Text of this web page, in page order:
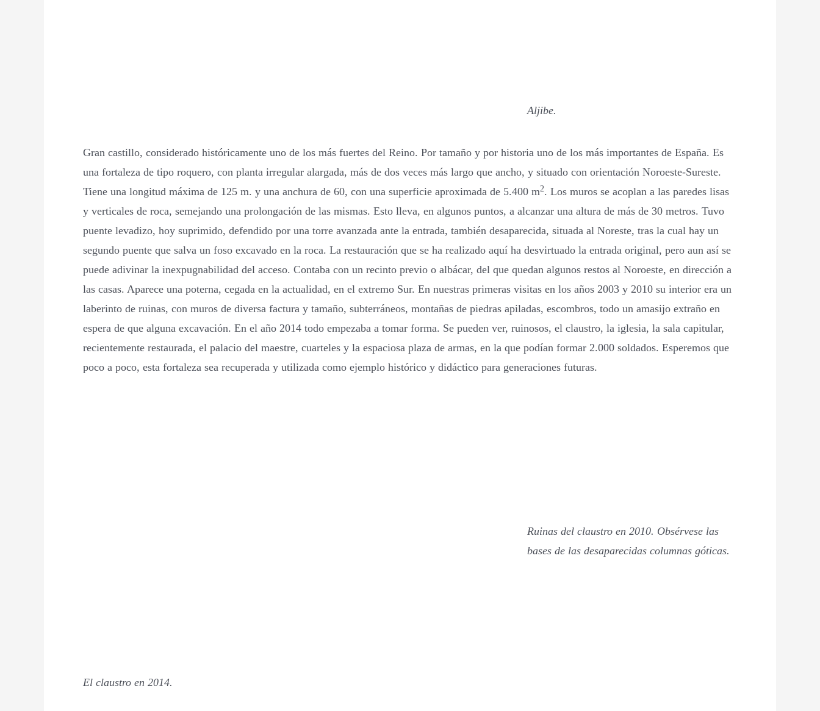
Aljibe.
Gran castillo, considerado históricamente uno de los más fuertes del Reino. Por tamaño y por historia uno de los más importantes de España. Es
una fortaleza de tipo roquero, con planta irregular alargada, más de dos veces más largo que ancho, y situado con orientación Noroeste-Sureste.
Tiene una longitud máxima de 125 m. y una anchura de 60, con una superficie aproximada de 5.400 m2. Los muros se acoplan a las paredes lisas
y verticales de roca, semejando una prolongación de las mismas. Esto lleva, en algunos puntos, a alcanzar una altura de más de 30 metros. Tuvo
puente levadizo, hoy suprimido, defendido por una torre avanzada ante la entrada, también desaparecida, situada al Noreste, tras la cual hay un
segundo puente que salva un foso excavado en la roca. La restauración que se ha realizado aquí ha desvirtuado la entrada original, pero aun así se
puede adivinar la inexpugnabilidad del acceso. Contaba con un recinto previo o albácar, del que quedan algunos restos al Noroeste, en dirección a
las casas. Aparece una poterna, cegada en la actualidad, en el extremo Sur. En nuestras primeras visitas en los años 2003 y 2010 su interior era un
laberinto de ruinas, con muros de diversa factura y tamaño, subterráneos, montañas de piedras apiladas, escombros, todo un amasijo extraño en
espera de que alguna excavación. En el año 2014 todo empezaba a tomar forma. Se pueden ver, ruinosos, el claustro, la iglesia, la sala capitular,
recientemente restaurada, el palacio del maestre, cuarteles y la espaciosa plaza de armas, en la que podían formar 2.000 soldados. Esperemos que
poco a poco, esta fortaleza sea recuperada y utilizada como ejemplo histórico y didáctico para generaciones futuras.
Ruinas del claustro en 2010. Obsérvese las
bases de las desaparecidas columnas góticas.
El claustro en 2014.